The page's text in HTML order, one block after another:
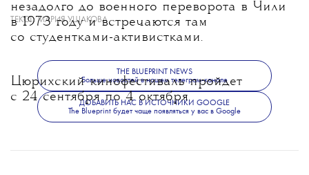
незадолго до военного переворота в Чили
в 1973 году и встречаются там
со студентками-активистками.
Цюрихский кинофестиваль пройдет
с 24 сентября по 4 октября.
ТЕКСТ:МАРИЯ УШАКОВА
THE BLUEPRINT NEWS
Больше новостей в нашем телеграм-канале
ДОБАВИТЬ НАС В ИСТОЧНИКИ GOOGLE
The Blueprint будет чаще появляться у вас в Google